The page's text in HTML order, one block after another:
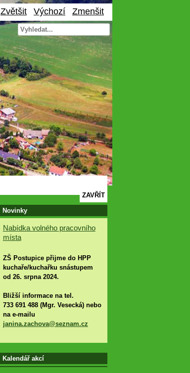
Zvětšit Výchozí Zmenšit
ZAVŘÍT
Novinky
Nabídka volného pracovního
místa
ZŠ Postupice přijme do HPP
kuchaře/kuchařku snástupem
od 26. srpna 2024.
Bližší informace na tel.
733 691 488 (Mgr. Vesecká) nebo
na e-mailu
janina.zachova@seznam.cz
Kalendář akcí